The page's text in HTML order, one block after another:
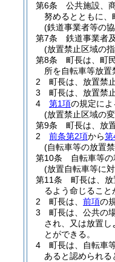
第6条
公共施設、
努めるとともに、
(鉄道事業者等の
第7条
鉄道事業者
(放置禁止区域の
第8条
町長は、町
所を自転車等放置
2
町長は、放置禁
3
町長は、放置禁
4
第1項の規定によ
(放置禁止区域の
第9条
町長は、放
2
前条第2項から第
(自転車等の放置
第10条
自転車等
(放置自転車等に
第11条
町長は、
るよう命じること
2
町長は、 前項の
3
町長は、公共の
され、又は放置
とができる。
4
町長は、自転車
あると認められる